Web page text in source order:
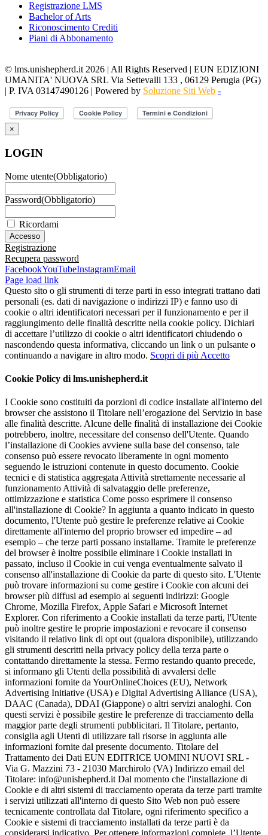
Registrazione LMS
Bachelor of Arts
Riconoscimento Crediti
Piani di Abbonamento
© lms.unishepherd.it 2026 | All Rights Reserved | EUN EDIZIONI
UMANITA' NUOVA SRL Via Settevalli 133 , 06129 Perugia (PG)
| P. IVA 03147490126 | Powered by Soluzione Siti Web -
×
LOGIN
Nome utente(Obbligatorio)
Password(Obbligatorio)
Ricordami
Registrazione
Recupera password
FacebookYouTubeInstagramEmail
Page load link
Questo sito o gli strumenti di terze parti in esso integrati trattano dati
personali (es. dati di navigazione o indirizzi IP) e fanno uso di
cookie o altri identificatori necessari per il funzionamento e per il
raggiungimento delle finalità descritte nella cookie policy. Dichiari
di accettare l’utilizzo di cookie o altri identificatori chiudendo o
nascondendo questa informativa, cliccando un link o un pulsante o
continuando a navigare in altro modo. Scopri di più Accetto
Cookie Policy di lms.unishepherd.it
I Cookie sono costituiti da porzioni di codice installate all'interno del
browser che assistono il Titolare nell’erogazione del Servizio in base
alle finalità descritte. Alcune delle finalità di installazione dei Cookie
potrebbero, inoltre, necessitare del consenso dell'Utente. Quando
l’installazione di Cookies avviene sulla base del consenso, tale
consenso può essere revocato liberamente in ogni momento
seguendo le istruzioni contenute in questo documento. Cookie
tecnici e di statistica aggregata Attività strettamente necessarie al
funzionamento Attività di salvataggio delle preferenze,
ottimizzazione e statistica Come posso esprimere il consenso
all'installazione di Cookie? In aggiunta a quanto indicato in questo
documento, l'Utente può gestire le preferenze relative ai Cookie
direttamente all'interno del proprio browser ed impedire – ad
esempio – che terze parti possano installarne. Tramite le preferenze
del browser è inoltre possibile eliminare i Cookie installati in
passato, incluso il Cookie in cui venga eventualmente salvato il
consenso all'installazione di Cookie da parte di questo sito. L'Utente
può trovare informazioni su come gestire i Cookie con alcuni dei
browser più diffusi ad esempio ai seguenti indirizzi: Google
Chrome, Mozilla Firefox, Apple Safari e Microsoft Internet
Explorer. Con riferimento a Cookie installati da terze parti, l'Utente
può inoltre gestire le proprie impostazioni e revocare il consenso
visitando il relativo link di opt out (qualora disponibile), utilizzando
gli strumenti descritti nella privacy policy della terza parte o
contattando direttamente la stessa. Fermo restando quanto precede,
si informano gli Utenti della possibilità di avvalersi delle
informazioni fornite da YourOnlineChoices (EU), Network
Advertising Initiative (USA) e Digital Advertising Alliance (USA),
DAAC (Canada), DDAI (Giappone) o altri servizi analoghi. Con
questi servizi è possibile gestire le preferenze di tracciamento della
maggior parte degli strumenti pubblicitari. Il Titolare, pertanto,
consiglia agli Utenti di utilizzare tali risorse in aggiunta alle
informazioni fornite dal presente documento. Titolare del
Trattamento dei Dati EUN EDITRICE UOMINI NUOVI SRL -
Via G. Mazzini 73 - 21030 Marchirolo (VA) Indirizzo email del
Titolare: info@unishepherd.it Dal momento che l'installazione di
Cookie e di altri sistemi di tracciamento operata da terze parti tramite
i servizi utilizzati all'interno di questo Sito Web non può essere
tecnicamente controllata dal Titolare, ogni riferimento specifico a
Cookie e sistemi di tracciamento installati da terze parti è da